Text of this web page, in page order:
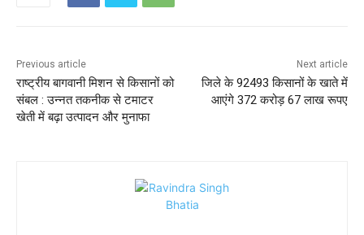
Previous article
राष्ट्रीय बागवानी मिशन से किसानों को
संबल : उन्नत तकनीक से टमाटर
खेती में बढ़ा उत्पादन और मुनाफा
Next article
जिले के 92493 किसानों के खाते में
आएंगे 372 करोड़ 67 लाख रूपए